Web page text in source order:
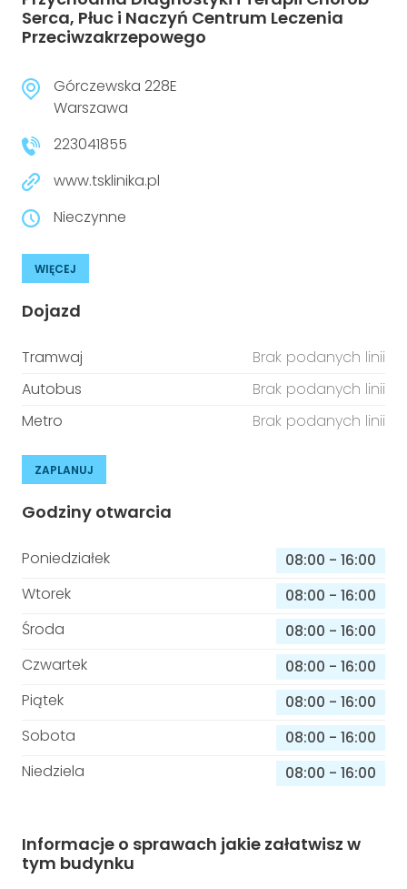
Serca, Płuc i Naczyń Centrum Leczenia
Przeciwzakrzepowego
Górczewska 228E
Warszawa
223041855
www.tsklinika.pl
Nieczynne
WIĘCEJ
Dojazd
Tramwaj
Brak podanych linii
Autobus
Brak podanych linii
Metro
Brak podanych linii
ZAPLANUJ
Godziny otwarcia
Poniedziałek 08:00 - 16:00
Wtorek
08:00 - 16:00
Środa
08:00 - 16:00
Czwartek
08:00 - 16:00
Piątek
08:00 - 16:00
Sobota
08:00 - 16:00
Niedziela
08:00 - 16:00
Informacje o sprawach jakie załatwisz w
tym budynku